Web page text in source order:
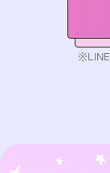
※LINE